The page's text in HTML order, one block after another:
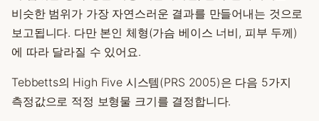
비슷한 범위가 가장 자연스러운 결과를 만들어내는 것으로
보고됩니다. 다만 본인 체형(가슴 베이스 너비, 피부 두께)
에 따라 달라질 수 있어요.
Tebbetts의 High Five 시스템(PRS 2005)은 다음 5가지
측정값으로 적정 보형물 크기를 결정합니다.